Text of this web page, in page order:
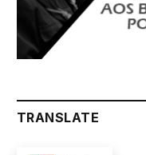
TRANSLATE